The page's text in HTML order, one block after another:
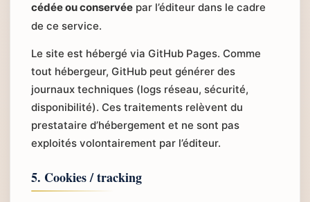
cédée ou conservée par l’éditeur dans le cadre
de ce service.
Le site est hébergé via GitHub Pages. Comme
tout hébergeur, GitHub peut générer des
journaux techniques (logs réseau, sécurité,
disponibilité). Ces traitements relèvent du
prestataire d’hébergement et ne sont pas
exploités volontairement par l’éditeur.
5. Cookies / tracking